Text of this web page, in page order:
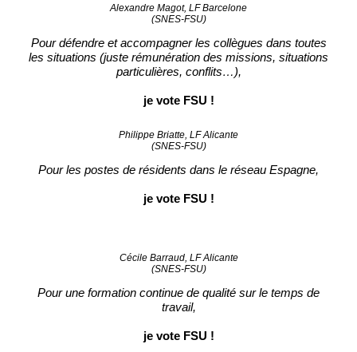
Alexandre Magot, LF Barcelone
(SNES-FSU)
Pour défendre et accompagner les collègues dans toutes
les situations (juste rémunération des missions, situations
particulières, conflits…),
je vote FSU !
Philippe Briatte, LF Alicante
(SNES-FSU)
Pour les postes de résidents dans le réseau Espagne,
je vote FSU !
Cécile Barraud, LF Alicante
(SNES-FSU)
Pour une formation continue de qualité sur le temps de
travail,
je vote FSU !